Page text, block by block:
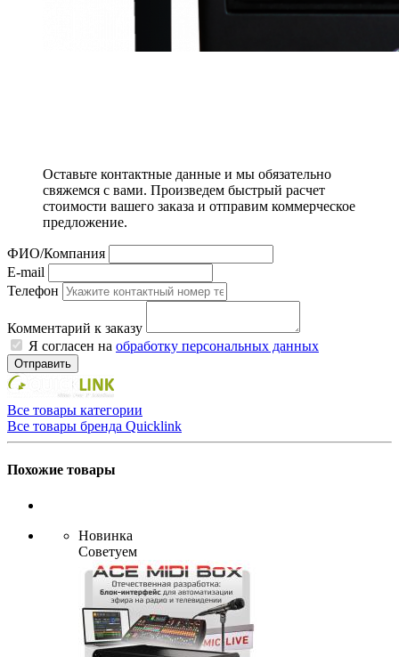
Оставьте контактные данные и мы обязательно
свяжемся с вами. Произведем быстрый расчет
стоимости вашего заказа и отправим коммерческое
предложение.
ФИО/Компания
E-mail
Телефон
Комментарий к заказу
Я согласен на обработку персональных данных
Отправить
Все товары категории
Все товары бренда Quicklink
Похожие товары
Новинка
Советуем